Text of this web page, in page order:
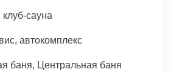
сауна
автокомплекс
баня, Центральная баня